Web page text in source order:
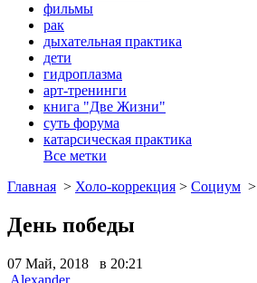
фильмы
рак
дыхательная практика
дети
гидроплазма
арт-тренинги
книга "Две Жизни"
суть форума
катарсическая практика
Все метки
Главная > Холо-коррекция > Социум >
День победы
07 Май, 2018 в 20:21
Alexander